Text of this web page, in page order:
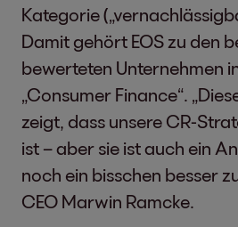
Kategorie
Damit gehört EOS zu den
bewerteten Unternehmen
„Consumer Finance“.
zeigt, dass unsere CR-
ist – aber sie ist auch ein
noch ein bisschen besser
CEO Marwin Ramcke.